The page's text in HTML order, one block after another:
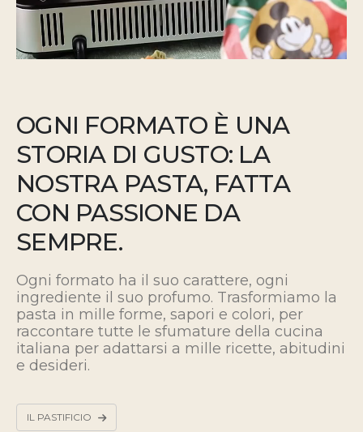
OGNI FORMATO È UNA
STORIA DI GUSTO: LA
NOSTRA PASTA, FATTA
CON PASSIONE DA
SEMPRE.
Ogni formato ha il suo carattere, ogni
ingrediente il suo profumo. Trasformiamo la
pasta in mille forme, sapori e colori, per
raccontare tutte le sfumature della cucina
italiana per adattarsi a mille ricette, abitudini
e desideri.
IL PASTIFICIO